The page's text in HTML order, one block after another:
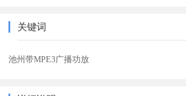
关键词
池州带MPE3广播功放